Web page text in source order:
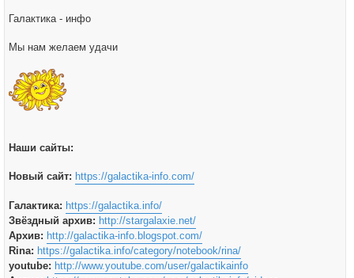
Галактика - инфо
Мы нам желаем удачи
Наши сайты:
Новый сайт: https://galactika-info.com/
Галактика: https://galactika.info/
Звёздный архив: http://stargalaxie.net/
Архив: http://galactika-info.blogspot.com/
Rina: https://galactika.info/category/notebook/rina/
youtube: http://www.youtube.com/user/galactikainfo